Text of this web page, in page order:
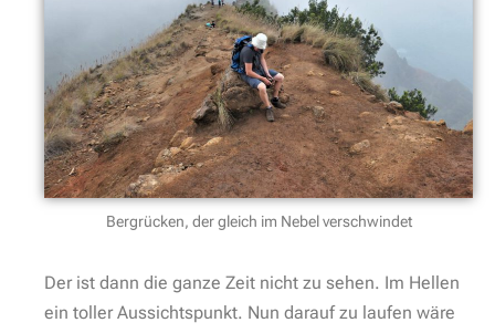
Bergrücken, der gleich im Nebel verschwindet
Der ist dann die ganze Zeit nicht zu sehen. Im Hellen
ein toller Aussichtspunkt. Nun darauf zu laufen wäre